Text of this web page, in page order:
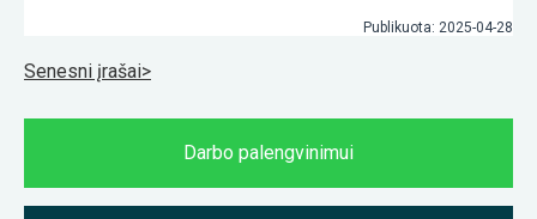
Publikuota: 2025-04-28
Navigacija
Senesni įrašai
Darbo palengvinimui